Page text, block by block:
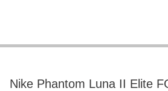
Nike Phantom Luna II Elite